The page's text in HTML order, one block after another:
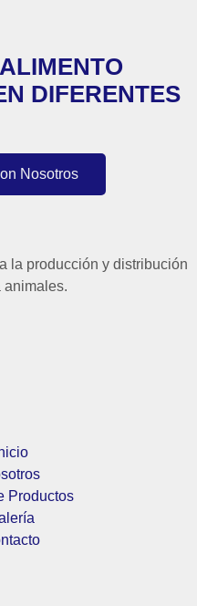
DIFERENTES
Nosotros
la producción y distribución
animales.
Productos